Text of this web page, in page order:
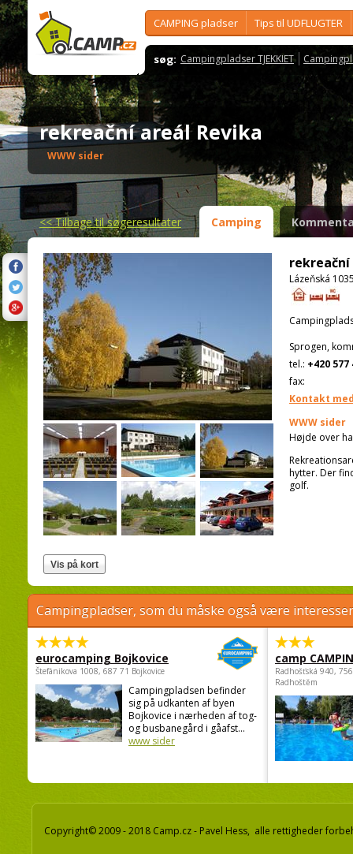
CAMPING pladser Tips til UDFLUGTER
søg: Campingpladser TJEKKIET
rekreační areál Revika
WWW sider
<<Tilbage til søgeresultater Camping
rekreační
Lázeňská
Sprogen,
tel.: +420 577
fax:
Kontakt
WWW sider
Højde over
hytter. Der
golf.
Campingpladser, som du måske også være
eurocamping Bojkovice
Štefánikova 1008, 687 71 Bojkovice
Campingpladsen befinder
sig på udkanten af byen
Bojkovice i nærheden af tog-
og busbanegård i gåafst...
www sider
camp
Radhošťská 940,
Radhoštěm
Copyright© 2009 - 2018 Camp.cz - Pavel Hess, alle rettigheder